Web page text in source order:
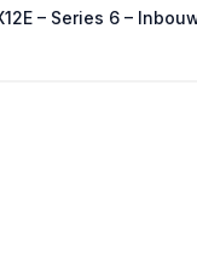
– Series 6 –